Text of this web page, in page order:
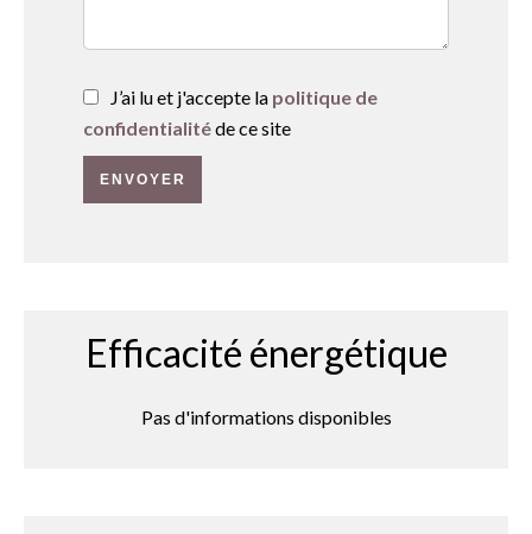
J’ai lu et j'accepte la politique de
confidentialitéde ce site
ENVOYER
Efficacité énergétique
Pas d'informations disponibles